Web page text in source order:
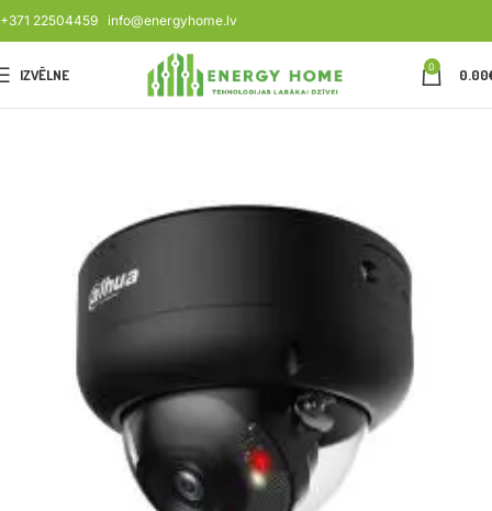
+371 22504459 info@energyhome.lv
IZVĒLNE 0 0.00